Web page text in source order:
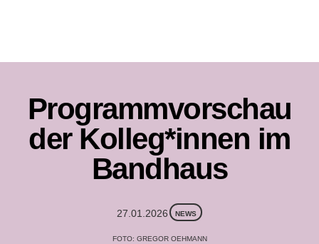
Programmvorschau
der Kolleg*innen im
Bandhaus
27.01.2026 NEWS
FOTO: GREGOR OEHMANN